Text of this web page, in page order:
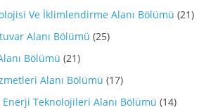
Ve İklimlendirme Alanı Bölümü (21)
Alanı Bölümü (25)
Bölümü (21)
Alanı Bölümü (17)
Teknolojileri Alanı Bölümü (14)